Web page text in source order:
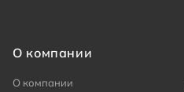
О компании
О компании